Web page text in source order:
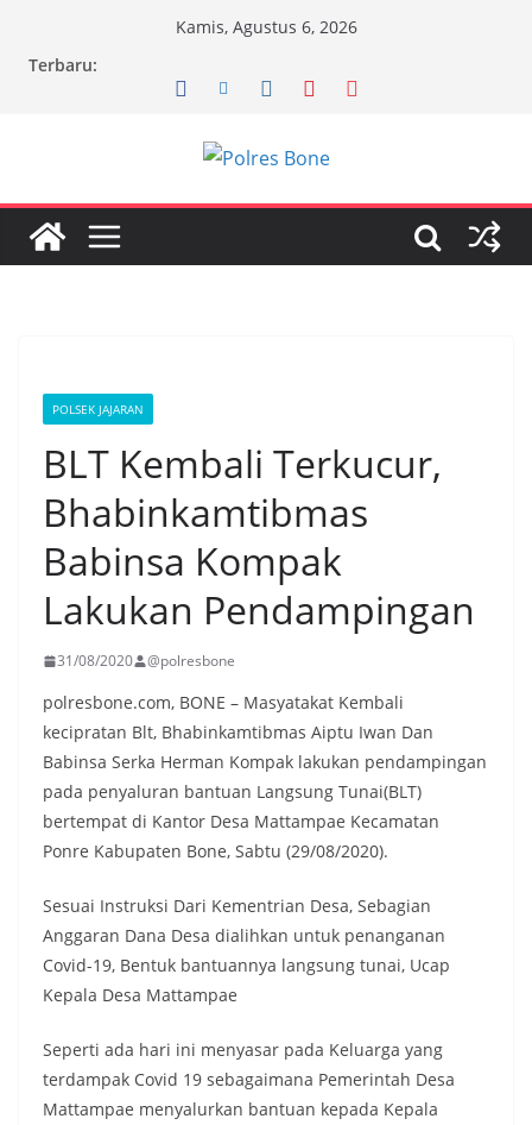
Kamis, Agustus 6, 2026
Terbaru:
POLSEK JAJARAN
BLT Kembali Terkucur,
Bhabinkamtibmas
Babinsa Kompak
Lakukan Pendampingan
31/08/2020 @polresbone
polresbone.com, BONE – Masyatakat Kembali
kecipratan Blt, Bhabinkamtibmas Aiptu Iwan Dan
Babinsa Serka Herman Kompak lakukan pendampingan
pada penyaluran bantuan Langsung Tunai(BLT)
bertempat di Kantor Desa Mattampae Kecamatan
Ponre Kabupaten Bone, Sabtu (29/08/2020).
Sesuai Instruksi Dari Kementrian Desa, Sebagian
Anggaran Dana Desa dialihkan untuk penanganan
Covid-19, Bentuk bantuannya langsung tunai, Ucap
Kepala Desa Mattampae
Seperti ada hari ini menyasar pada Keluarga yang
terdampak Covid 19 sebagaimana Pemerintah Desa
Mattampae menyalurkan bantuan kepada Kepala